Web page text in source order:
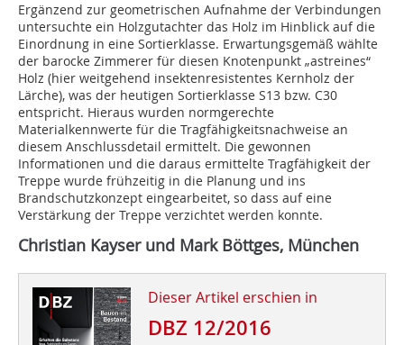
Ergänzend zur geometrischen Aufnahme der Verbindungen
untersuchte ein Holzgutachter das Holz im Hinblick auf die
Einordnung in eine Sortierklasse. Erwartungsgemäß wählte
der barocke Zimmerer für diesen Knotenpunkt „astreines“
Holz (hier weitgehend insektenresistentes Kernholz der
Lärche), was der heutigen Sortierklasse S13 bzw. C30
entspricht. Hieraus wurden normgerechte
Materialkennwerte für die Tragfähigkeitsnachweise an
diesem Anschlussdetail ermittelt. Die gewonnen
Informationen und die daraus ermittelte Tragfähigkeit der
Treppe wurde frühzeitig in die Planung und ins
Brandschutzkonzept eingearbeitet, so dass auf eine
Verstärkung der Treppe verzichtet werden konnte.
Christian Kayser und Mark Böttges, München
Dieser Artikel erschien in
DBZ 12/2016